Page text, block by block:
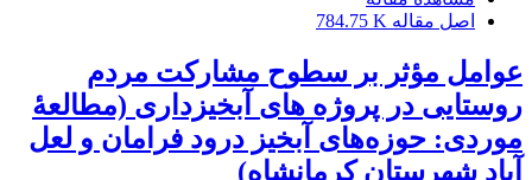
اصل مقاله 784.75 K
عوامل مؤثر بر سطوح مشارکت مردم
روستایی در پروژه های آبخیزداری (مطالعۀ
موردی: حوزه‌های آبخیز درود فرامان و لعل
آباد شهرستان کرمانشاه)